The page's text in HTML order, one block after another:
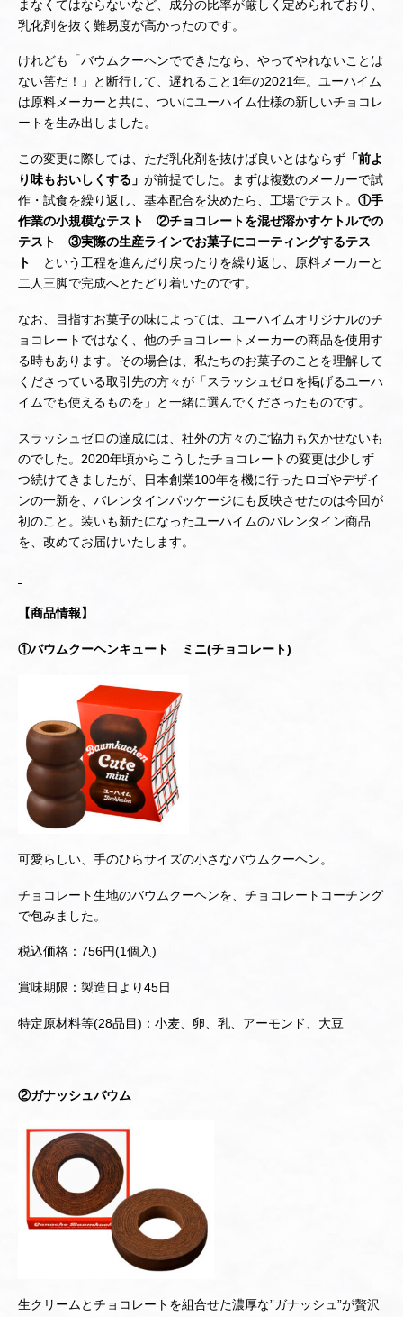
まなくてはならないなど、成分の比率が厳しく定められており、
乳化剤を抜く難易度が高かったのです。
けれども「バウムクーヘンでできたなら、やってやれないことは
ない筈だ！」と断行して、遅れること1年の2021年。ユーハイム
は原料メーカーと共に、ついにユーハイム仕様の新しいチョコレ
ートを生み出しました。
この変更に際しては、ただ乳化剤を抜けば良いとはならず 「前よ
り味もおいしくする」 が前提でした。まずは複数のメーカーで試
作・試食を繰り返し、基本配合を決めたら、工場でテスト。 ①手
作業の小規模なテスト ②チョコレートを混ぜ溶かすケトルでの
テスト ③実際の生産ラインでお菓子にコーティングするテス
ト
という工程を進んだり戻ったりを繰り返し、原料メーカーと
二人三脚で完成へとたどり着いたのです。
なお、目指すお菓子の味によっては、ユーハイムオリジナルのチ
ョコレートではなく、他のチョコレートメーカーの商品を使用す
る時もあります。その場合は、私たちのお菓子のことを理解して
くださっている取引先の方々が「スラッシュゼロを掲げるユーハ
イムでも使えるものを」と一緒に選んでくださったものです。
スラッシュゼロの達成には、社外の方々のご協力も欠かせないも
のでした。2020年頃からこうしたチョコレートの変更は少しず
つ続けてきましたが、日本創業100年を機に行ったロゴやデザイ
ンの一新を、バレンタインパッケージにも反映させたのは今回が
初のこと。装いも新たになったユーハイムのバレンタイン商品
を、改めてお届けいたします。
【商品情報】
①バウムクーヘンキュート ミニ(チョコレート)
可愛らしい、手のひらサイズの小さなバウムクーヘン。
チョコレート生地のバウムクーヘンを、チョコレートコーチング
で包みました。
税込価格：756円(1個入)
賞味期限：製造日より45日
特定原材料等(28品目)：小麦、卵、乳、アーモンド、大豆
②ガナッシュバウム
生クリームとチョコレートを組合せた濃厚な”ガナッシュ”が贅沢